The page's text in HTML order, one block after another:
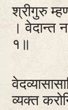
श्रीगुरु
।
१॥
व्यक्त